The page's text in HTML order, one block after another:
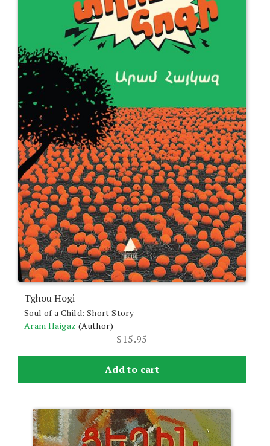
Tghou Hogi
Soul of a Child: Short Story
Aram Haigaz (Author)
$15.95
Add to cart
This
product